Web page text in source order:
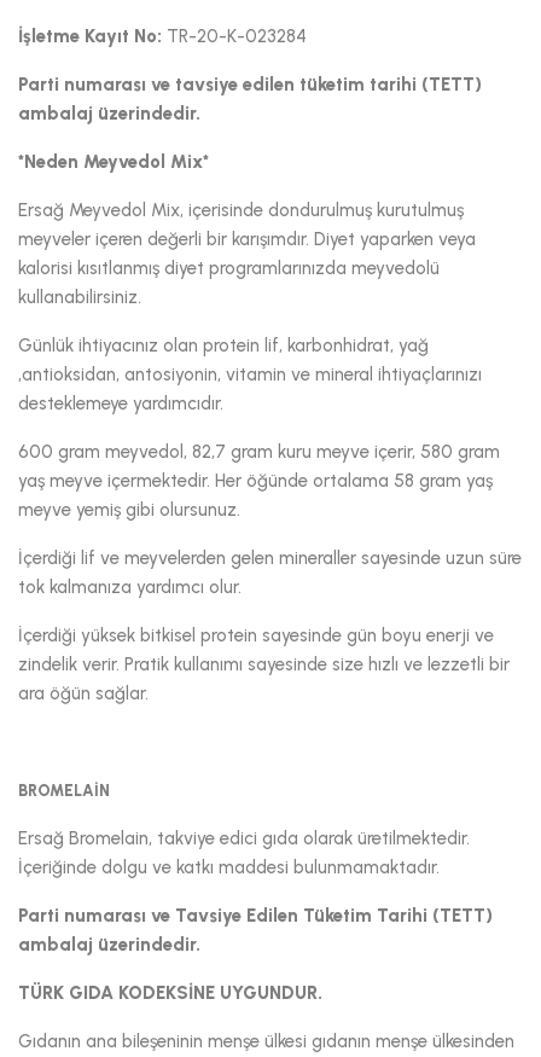
İşletme Kayıt No: TR-20-K-023284
Parti numarası ve tavsiye edilen tüketim tarihi (TETT)
ambalaj üzerindedir.
*Neden Meyvedol Mix*
Ersağ Meyvedol Mix, içerisinde dondurulmuş kurutulmuş
meyveler içeren değerli bir karışımdır. Diyet yaparken veya
kalorisi kısıtlanmış diyet programlarınızda meyvedolü
kullanabilirsiniz.
Günlük ihtiyacınız olan protein lif, karbonhidrat, yağ
,antioksidan, antosiyonin, vitamin ve mineral ihtiyaçlarınızı
desteklemeye yardımcıdır.
600 gram meyvedol, 82,7 gram kuru meyve içerir, 580 gram
yaş meyve içermektedir. Her öğünde ortalama 58 gram yaş
meyve yemiş gibi olursunuz.
İçerdiği lif ve meyvelerden gelen mineraller sayesinde uzun süre
tok kalmanıza yardımcı olur.
İçerdiği yüksek bitkisel protein sayesinde gün boyu enerji ve
zindelik verir. Pratik kullanımı sayesinde size hızlı ve lezzetli bir
ara öğün sağlar.
BROMELAİN
Ersağ Bromelain, takviye edici gıda olarak üretilmektedir.
İçeriğinde dolgu ve katkı maddesi bulunmamaktadır.
Parti numarası ve Tavsiye Edilen Tüketim Tarihi (TETT)
ambalaj üzerindedir.
TÜRK GIDA KODEKSİNE UYGUNDUR.
Gıdanın ana bileşeninin menşe ülkesi gıdanın menşe ülkesinden